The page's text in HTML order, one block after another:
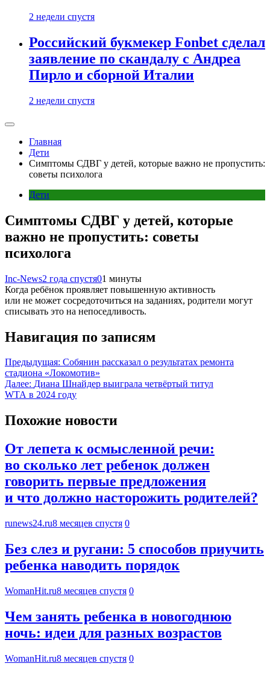
2 недели спустя
Российский букмекер Fonbet сделал
заявление по скандалу с Андреа
Пирло и сборной Италии
2 недели спустя
Главная
Дети
Симптомы СДВГ у детей, которые важно не пропустить:
советы психолога
Дети
Симптомы СДВГ у детей, которые
важно не пропустить: советы
психолога
Inc-News2 года спустя01 минуты
Когда ребёнок проявляет повышенную активность
или не может сосредоточиться на заданиях, родители могут
списывать это на непоседливость.
Навигация по записям
Предыдущая: Собянин рассказал о результатах ремонта
стадиона «Локомотив»
Далее: Диана Шнайдер выиграла четвёртый титул
WTA в 2024 году
Похожие новости
От лепета к осмысленной речи:
во сколько лет ребенок должен
говорить первые предложения
и что должно насторожить родителей?
runews24.ru8 месяцев спустя 0
Без слез и ругани: 5 способов приучить
ребенка наводить порядок
WomanHit.ru8 месяцев спустя 0
Чем занять ребенка в новогоднюю
ночь: идеи для разных возрастов
WomanHit.ru8 месяцев спустя 0